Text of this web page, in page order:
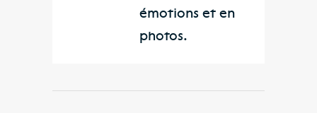
émotions et en
photos.